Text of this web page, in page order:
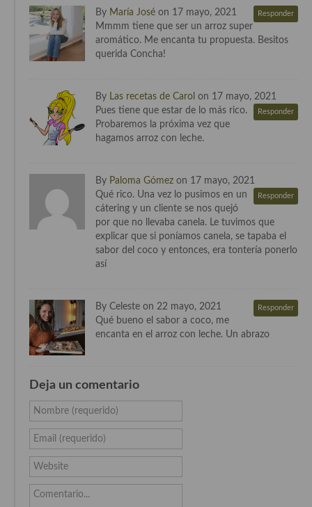
Cocina Castellana
Cocina Castilla – La Mancha
Cocina Extremeña
Cocina Gallega
Cocina Murciana
Cocina Navarra
Cocina Valenciana
Cocina Europea
Cocina Alemana
Cocina Belga
Cocina Britanica
Cocina Bulgara
Cocina Danesa
By María José on 17 mayo, 2021 Responder
Mmmm tiene que ser un arroz super
aromático. Me encanta tu propuesta. Besitos
querida Concha!
By Las recetas de Carol on 17 mayo, 2021
Responder
Pues tiene que estar de lo más rico.
Probaremos la próxima vez que
hagamos arroz con leche.
By Paloma Gómez on 17 mayo, 2021
Responder
Qué rico. Una vez lo pusimos en un
cátering y un cliente se nos quejó
por que no llevaba canela. Le tuvimos que
explicar que si poníamos canela, se tapaba el
sabor del coco y entonces, era tontería ponerlo
así
By Celeste on 22 mayo, 2021 Responder
Qué bueno el sabor a coco, me
encanta en el arroz con leche. Un abrazo
Deja un comentario
Nombre (requerido)
Email (requerido)
Website
Comentario...